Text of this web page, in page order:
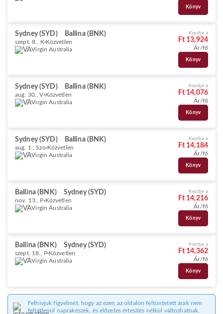
Könyv
Sydney (SYD) Ballina (BNK)
szept. 8., K Közvetlen
Virgin Australia
Kezdje a
Ft 13,924
Ár/fő
Könyv
Sydney (SYD) Ballina (BNK)
aug. 30., V Közvetlen
Virgin Australia
Kezdje a
Ft 14,076
Ár/fő
Könyv
Sydney (SYD) Ballina (BNK)
aug. 1., Szo Közvetlen
Virgin Australia
Kezdje a
Ft 14,184
Ár/fő
Könyv
Ballina (BNK) Sydney (SYD)
nov. 13., P Közvetlen
Virgin Australia
Kezdje a
Ft 14,216
Ár/fő
Könyv
Ballina (BNK) Sydney (SYD)
szept. 18., P Közvetlen
Virgin Australia
Kezdje a
Ft 14,362
Ár/fő
Könyv
Felhívjuk figyelmét, hogy az ezen az oldalon feltüntetett árak nem
feltétlenül naprakészek, és előzetes értesítés nélkül változhatnak.